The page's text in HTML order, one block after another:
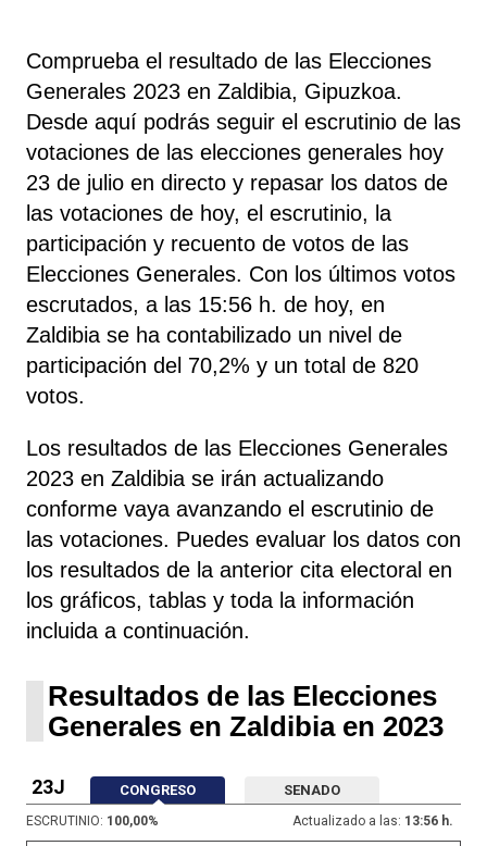
Comprueba el resultado de las Elecciones
Generales 2023 en Zaldibia, Gipuzkoa.
Desde aquí podrás seguir el escrutinio de las
votaciones de las elecciones generales hoy
23 de julio en directo y repasar los datos de
las votaciones de hoy, el escrutinio, la
participación y recuento de votos de las
Elecciones Generales. Con los últimos votos
escrutados, a las 15:56 h. de hoy, en
Zaldibia se ha contabilizado un nivel de
participación del 70,2% y un total de 820
votos.
Los resultados de las Elecciones Generales
2023 en Zaldibia se irán actualizando
conforme vaya avanzando el escrutinio de
las votaciones. Puedes evaluar los datos con
los resultados de la anterior cita electoral en
los gráficos, tablas y toda la información
incluida a continuación.
Resultados de las Elecciones
Generales en Zaldibia en 2023
23J CONGRESO SENADO
ESCRUTINIO: 100,00% Actualizado a las: 13:56 h.